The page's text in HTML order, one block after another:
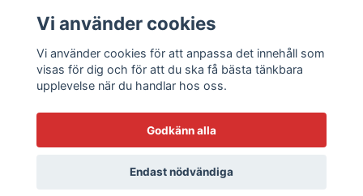
Vi använder cookies
Vi använder cookies för att anpassa det innehåll som
visas för dig och för att du ska få bästa tänkbara
upplevelse när du handlar hos oss.
Godkänn alla
Endast nödvändiga